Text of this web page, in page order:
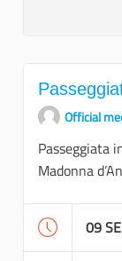
Official
Passeggiata
Madonna
09